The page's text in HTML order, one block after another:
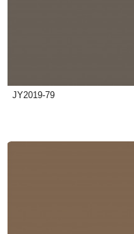
JY2019-79